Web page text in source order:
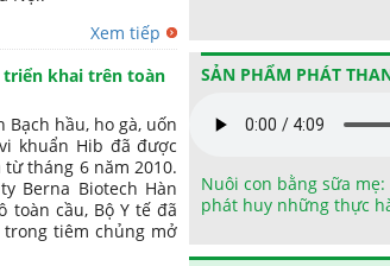
Xem tiếp
triển khai trên toàn
Bạch hầu, ho gà, uốn
khuẩn Hib đã được
tháng 6 năm 2010.
Berna Biotech Hàn
toàn cầu, Bộ Y tế đã
trong tiêm chủng mở
SẢN PHẨM PHÁT
Nuôi con bằng sữa
phát huy những thực